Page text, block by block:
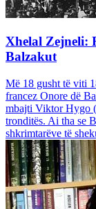
Xhelal Zejneli:
Balzakut
Më 18 gusht të viti
francez Onore dë
mbajti Viktor Hygo
tronditës. Ai tha se
shkrimtarëve të